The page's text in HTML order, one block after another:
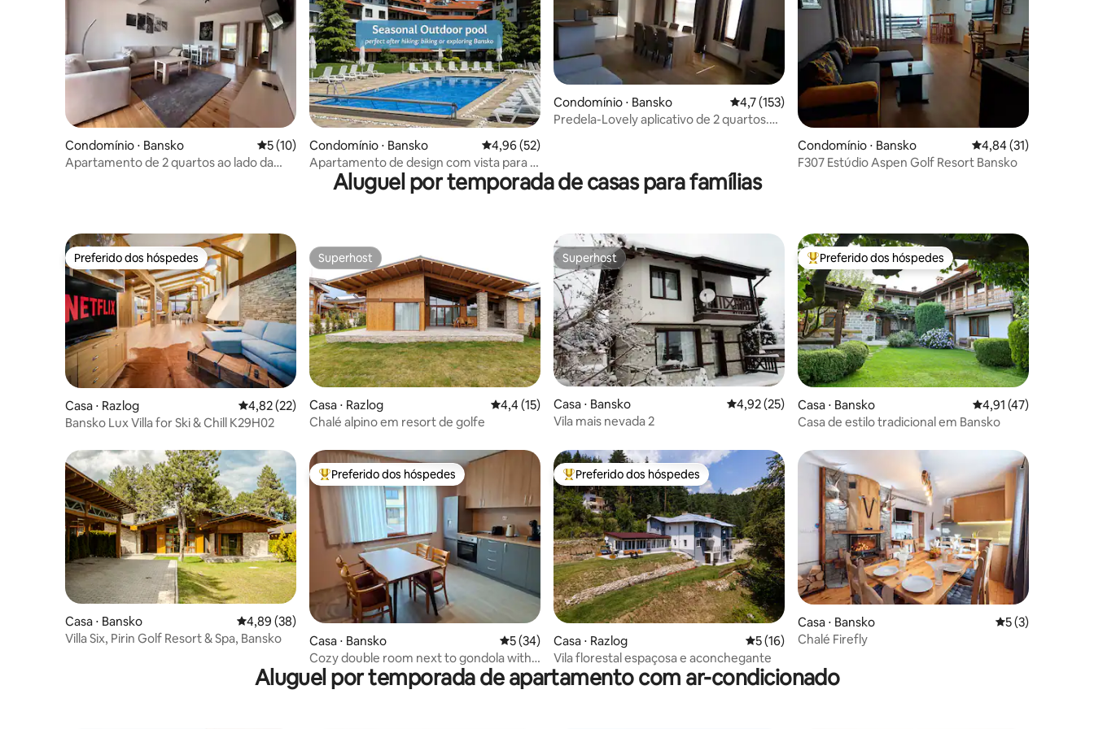
Condomínio ⋅ Bansko 5 de uma avaliação média de 5, 10 avaliações
5 (10)
Apartamento de 2 quartos ao lado da
Condomínio ⋅ Bansko 4,96 de uma avaliação média de 5, 52 avaliações
4,96 (52)
Apartamento de design com vista para a
montanha, piscina e jardim
Condomínio ⋅ Bansko 4,7 de uma avaliação média de 5, 153 avaliações
4,7 (153)
Predela-Lovely aplicativo de 2 quartos.
Condomínio ⋅ Bansko 4,84 de uma
4,84 (31)
F307 Estúdio Aspen Golf Resort Bansko
Aluguel por temporada de casas para famílias
Preferido dos hóspedes
Preferido dos hóspedes
Casa ⋅ Razlog 4,82 de uma avaliação média de 5, 22 avaliações
4,82 (22)
Bansko Lux Villa for Ski & Chill K29H02
Superhost
Superhost
Casa ⋅ Razlog 4,4 de uma avaliação média de 5, 15 avaliações
4,4 (15)
Chalé alpino em resort de golfe
Superhost
Superhost
Casa ⋅ Bansko 4,92 de uma avaliação média de 5, 25 avaliações
4,92 (25)
Vila mais nevada 2
Entre os melhores preferidos dos hóspedes
Preferido dos hóspedes
Casa ⋅ Bansko 4,91 de uma
4,91 (47)
Casa de estilo tradicional em Bansko
Casa ⋅ Bansko 4,89 de uma avaliação média de 5, 38 avaliações
4,89 (38)
Villa Six, Pirin Golf Resort & Spa, Bansko
Entre os melhores preferidos dos hóspedes
Preferido dos hóspedes
Casa ⋅ Bansko 5 de uma avaliação média de 5, 34 avaliações
5 (34)
Cozy double room next to gondola with
kitchen
Entre os melhores preferidos dos hóspedes
Preferido dos hóspedes
Casa ⋅ Razlog 5 de uma avaliação média de 5, 16 avaliações
5 (16)
Vila florestal espaçosa e aconchegante
Casa ⋅ Bansko 5 de uma
5 (3)
Chalé Firefly
Aluguel por temporada de apartamento com ar-condicionado